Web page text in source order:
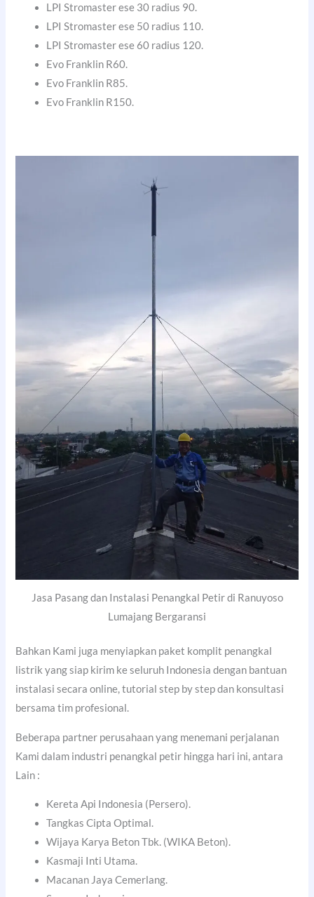
LPI Stromaster ese 30 radius 90.
LPI Stromaster ese 50 radius 110.
LPI Stromaster ese 60 radius 120.
Evo Franklin R60.
Evo Franklin R85.
Evo Franklin R150.
Jasa Pasang dan Instalasi Penangkal Petir di Ranuyoso
Lumajang Bergaransi
Bahkan Kami juga menyiapkan paket komplit penangkal
listrik yang siap kirim ke seluruh Indonesia dengan bantuan
instalasi secara online, tutorial step by step dan konsultasi
bersama tim profesional.
Beberapa partner perusahaan yang menemani perjalanan
Kami dalam industri penangkal petir hingga hari ini, antara
Lain :
Kereta Api Indonesia (Persero).
Tangkas Cipta Optimal.
Wijaya Karya Beton Tbk. (WIKA Beton).
Kasmaji Inti Utama.
Macanan Jaya Cemerlang.